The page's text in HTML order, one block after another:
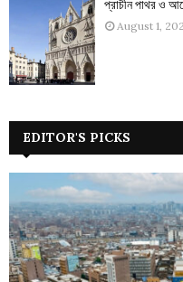
প্রাচীন পাথর ও
August 1,
EDITOR'S PICKS